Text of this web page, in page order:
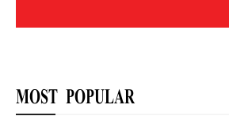
MOST POPULAR